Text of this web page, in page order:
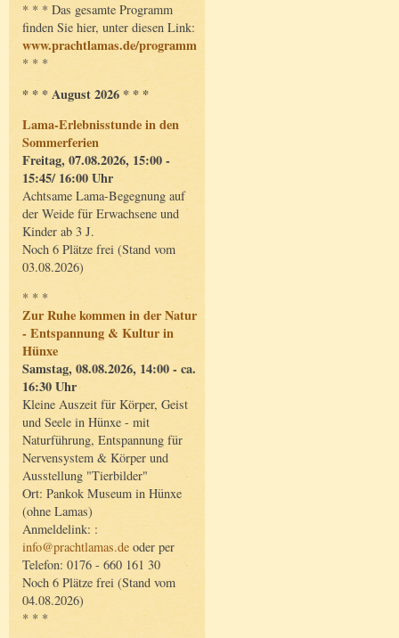
* * * Das gesamte Programm
finden Sie hier, unter diesen Link:
www.prachtlamas.de/programm
* * *
* * * August 2026 * * *
Lama-Erlebnisstunde in den
Sommerferien
Freitag, 07.08.2026, 15:00 -
15:45/ 16:00 Uhr
Achtsame Lama-Begegnung auf
der Weide für Erwachsene und
Kinder ab 3 J.
Noch 6 Plätze frei (Stand vom
03.08.2026)
* * *
Zur Ruhe kommen in der Natur
- Entspannung & Kultur in
Hünxe
Samstag, 08.08.2026, 14:00 - ca.
16:30 Uhr
Kleine Auszeit für Körper, Geist
und Seele in Hünxe - mit
Naturführung, Entspannung für
Nervensystem & Körper und
Ausstellung "Tierbilder"
Ort: Pankok Museum in Hünxe
(ohne Lamas)
Anmeldelink: :
info@prachtlamas.de oder per
Telefon: 0176 - 660 161 30
Noch 6 Plätze frei (Stand vom
04.08.2026)
* * *